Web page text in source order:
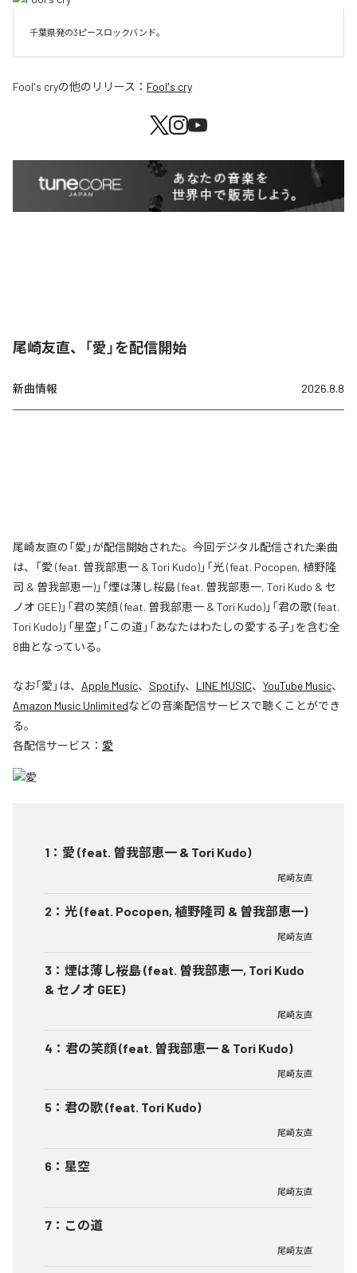
千葉県発の3ピースロックバンド。
Fool's cryの他のリリース： Fool's cry
尾崎友直、「愛」を配信開始
新曲情報 2026.8.8
尾崎友直の「愛」が配信開始された。今回デジタル配信された楽曲
は、「愛 (feat. 曽我部恵一 & Tori Kudo)」「光 (feat. Pocopen, 植野隆
司 & 曽我部恵一)」「煙は薄し桜島 (feat. 曽我部恵一, Tori Kudo & セ
ノオ GEE)」「君の笑顔 (feat. 曽我部恵一 & Tori Kudo)」「君の歌 (feat.
Tori Kudo)」「星空」「この道」「あなたはわたしの愛する子」を含む全
8曲となっている。
なお「愛 」は、 Apple Music、 Spotify、 LINE MUSIC、 YouTube Music、
Amazon Music Unlimitedなどの音楽配信サービスで聴くことができ
る。
各配信サービス： 愛
1 ： 愛 (feat. 曽我部恵一 & Tori Kudo)
尾崎友直
2 ： 光 (feat. Pocopen, 植野隆司 & 曽我部恵一)
尾崎友直
3 ： 煙は薄し桜島 (feat. 曽我部恵一, Tori Kudo
& セノオ GEE)
尾崎友直
4 ： 君の笑顔 (feat. 曽我部恵一 & Tori Kudo)
尾崎友直
5 ： 君の歌 (feat. Tori Kudo)
尾崎友直
6 ： 星空
尾崎友直
7 ： この道
尾崎友直